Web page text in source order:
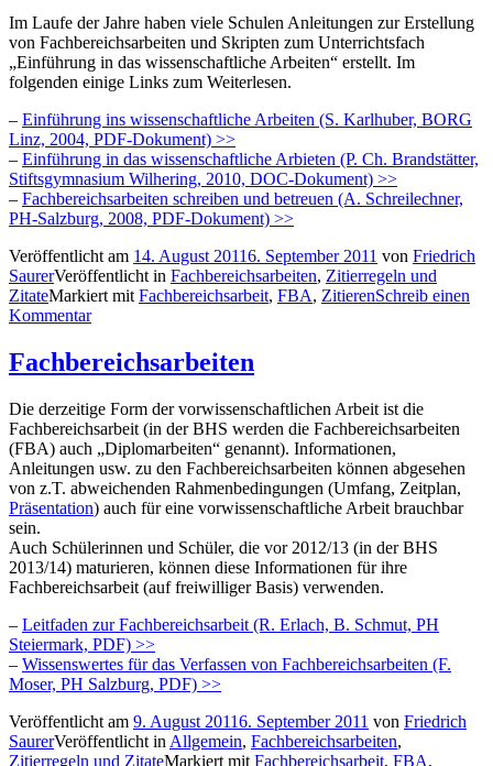
Im Laufe der Jahre haben viele Schulen Anleitungen zur Erstellung
von Fachbereichsarbeiten und Skripten zum Unterrichtsfach
„Einführung in das wissenschaftliche Arbeiten“ erstellt. Im
folgenden einige Links zum Weiterlesen.
– Einführung ins wissenschaftliche Arbeiten (S. Karlhuber, BORG
Linz, 2004, PDF-Dokument) >>
– Einführung in das wissenschaftliche Arbieten (P. Ch. Brandstätter,
Stiftsgymnasium Wilhering, 2010, DOC-Dokument) >>
– Fachbereichsarbeiten schreiben und betreuen (A. Schreilechner,
PH-Salzburg, 2008, PDF-Dokument) >>
Veröffentlicht am 14. August 20116. September 2011 von Friedrich
SaurerVeröffentlicht in Fachbereichsarbeiten, Zitierregeln und
ZitateMarkiert mit Fachbereichsarbeit, FBA, ZitierenSchreib einen
Kommentar
Fachbereichsarbeiten
Die derzeitige Form der vorwissenschaftlichen Arbeit ist die
Fachbereichsarbeit (in der BHS werden die Fachbereichsarbeiten
(FBA) auch „Diplomarbeiten“ genannt). Informationen,
Anleitungen usw. zu den Fachbereichsarbeiten können abgesehen
von z.T. abweichenden Rahmenbedingungen (Umfang, Zeitplan,
Präsentation) auch für eine vorwissenschaftliche Arbeit brauchbar
sein.
Auch Schülerinnen und Schüler, die vor 2012/13 (in der BHS
2013/14) maturieren, können diese Informationen für ihre
Fachbereichsarbeit (auf freiwilliger Basis) verwenden.
– Leitfaden zur Fachbereichsarbeit (R. Erlach, B. Schmut, PH
Steiermark, PDF) >>
– Wissenswertes für das Verfassen von Fachbereichsarbeiten (F.
Moser, PH Salzburg, PDF) >>
Veröffentlicht am 9. August 20116. September 2011 von Friedrich
SaurerVeröffentlicht in Allgemein, Fachbereichsarbeiten,
Zitierregeln und ZitateMarkiert mit Fachbereichsarbeit, FBA,